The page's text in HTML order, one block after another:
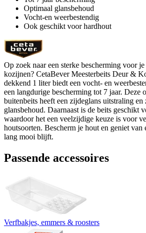
Optimaal glansbehoud
Vocht-en weerbestendig
Ook geschikt voor hardhout
Op zoek naar een sterke bescherming voor
kozijnen? CetaBever Meesterbeits Deur &
dekkend 1 liter biedt een vocht- en
een langdurige bescherming tot 7 jaar. Deze
buitenbeits heeft een zijdeglans uitstraling
glansbehoud. Daarnaast is de beits geschikt
waardoor het een veelzijdige keuze is voor
houtsoorten. Bescherm je hout en geniet van
lang mooi blijft.
Passende accessoires
Verfbakjes, emmers & roosters